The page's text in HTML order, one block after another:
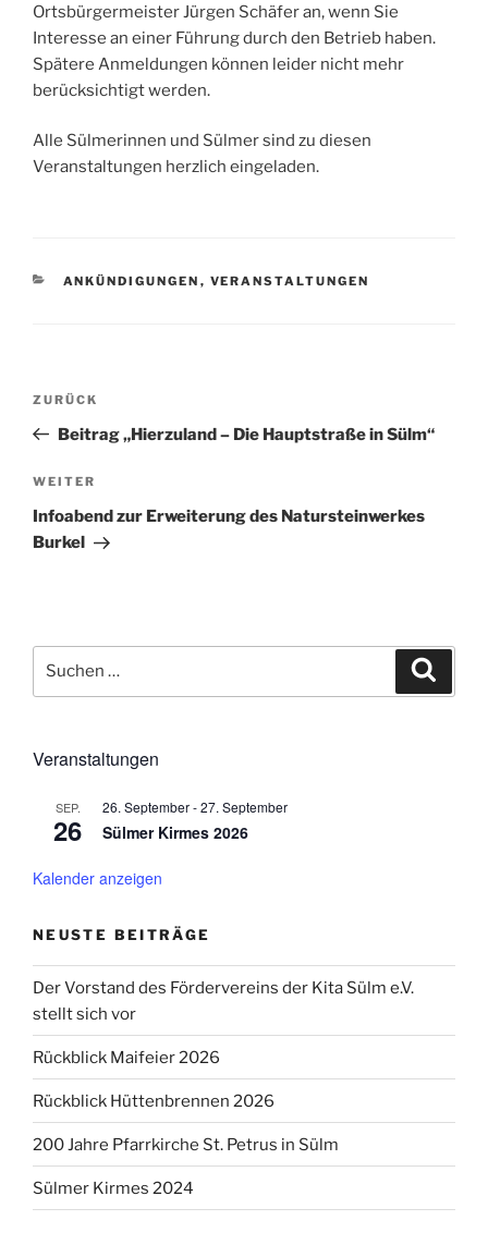
Ortsbürgermeister Jürgen Schäfer an, wenn Sie
Interesse an einer Führung durch den Betrieb haben.
Spätere Anmeldungen können leider nicht mehr
berücksichtigt werden.
Alle Sülmerinnen und Sülmer sind zu diesen
Veranstaltungen herzlich eingeladen.
KATEGORIEN
ANKÜNDIGUNGEN , VERANSTALTUNGEN
Beitragsnavigation
Vorheriger
Beitrag
ZURÜCK
Beitrag „Hierzuland – Die Hauptstraße in Sülm“
Nächster
Beitrag
WEITER
Infoabend zur Erweiterung des Natursteinwerkes
Burkel
nach:
Veranstaltungen
SEP.
26
26. September-27. September
Sülmer Kirmes 2026
Kalender anzeigen
NEUSTE BEITRÄGE
Der Vorstand des Fördervereins der Kita Sülm e.V.
stellt sich vor
Rückblick Maifeier 2026
Rückblick Hüttenbrennen 2026
200 Jahre Pfarrkirche St. Petrus in Sülm
Sülmer Kirmes 2024